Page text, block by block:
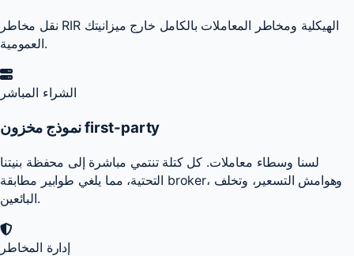
نقل مخاطر RIR الهيكلية ومخاطر المعاملات بالكامل خارج ميزانيتك
العمومية.
الشراء المباشر
نموذج مخزون first-party
لسنا وسطاء معاملات. كل كتلة تنتمي مباشرة إلى محفظة بنيتنا
التحتية، مما يلغي طوابير مطابقة broker، وهوامش التسعير، وتخلف
البائعين.
إدارة المخاطر